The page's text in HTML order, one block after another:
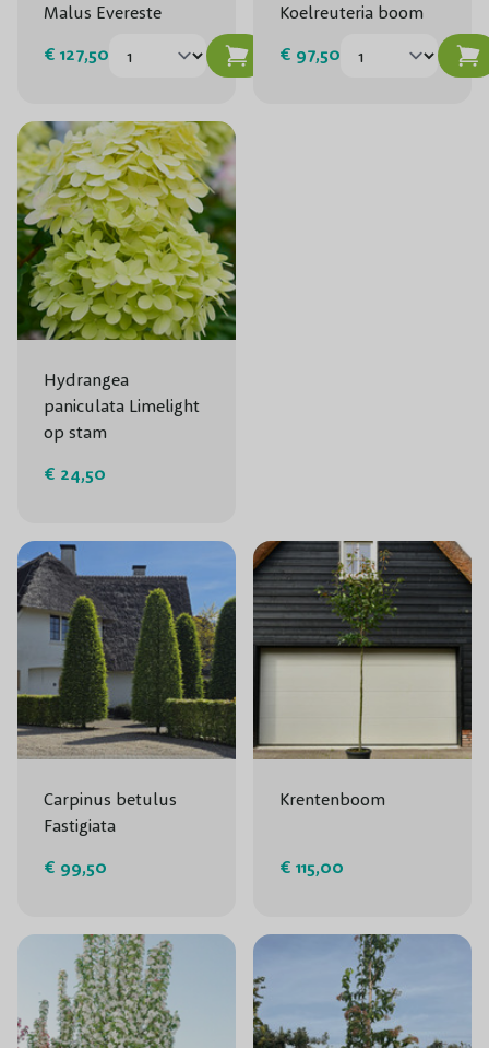
Malus Evereste
€ 127,50
Koelreuteria boom
€ 97,50
Hydrangea
paniculata Limelight
op stam
€ 24,50
Carpinus betulus
Fastigiata
€ 99,50
Krentenboom
€ 115,00